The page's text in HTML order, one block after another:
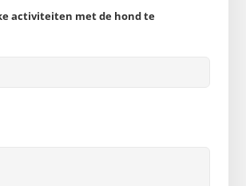
activiteiten met de hond te